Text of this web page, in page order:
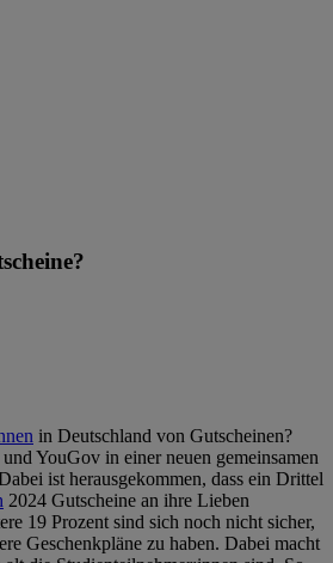
in Deutschland von Gutscheinen?
YouGov in einer neuen gemeinsamen
ist herausgekommen, dass ein Drittel
2024 Gutscheine an ihre Lieben
19 Prozent sind sich noch nicht sicher,
Geschenkpläne zu haben. Dabei macht